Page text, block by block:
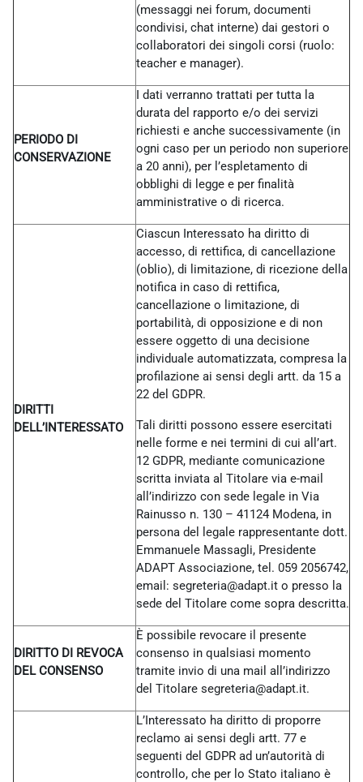
(messaggi nei forum, documenti
condivisi, chat interne) dai gestori o
collaboratori dei singoli corsi (ruolo:
teacher e manager).
PERIODO DI
CONSERVAZIONE
I dati verranno trattati per tutta la
durata del rapporto e/o dei servizi
richiesti e anche successivamente (in
ogni caso per un periodo non superiore
a 20 anni), per l’espletamento di
obblighi di legge e per finalità
amministrative o di ricerca.
DIRITTI
DELL’INTERESSATO
Ciascun Interessato ha diritto di
accesso, di rettifica, di cancellazione
(oblio), di limitazione, di ricezione della
notifica in caso di rettifica,
cancellazione o limitazione, di
portabilità, di opposizione e di non
essere oggetto di una decisione
individuale automatizzata, compresa la
profilazione ai sensi degli artt. da 15 a
22 del GDPR.
Tali diritti possono essere esercitati
nelle forme e nei termini di cui all’art.
12 GDPR, mediante comunicazione
scritta inviata al Titolare via e-mail
all’indirizzo con sede legale in Via
Rainusso n. 130 – 41124 Modena, in
persona del legale rappresentante dott.
Emmanuele Massagli, Presidente
ADAPT Associazione, tel. 059 2056742,
email: segreteria@adapt.it o presso la
sede del Titolare come sopra descritta.
DIRITTO DI REVOCA
DEL CONSENSO
È possibile revocare il presente
consenso in qualsiasi momento
tramite invio di una mail all’indirizzo
del Titolare segreteria@adapt.it.
L’Interessato ha diritto di proporre
reclamo ai sensi degli artt. 77 e
seguenti del GDPR ad un’autorità di
controllo, che per lo Stato italiano è